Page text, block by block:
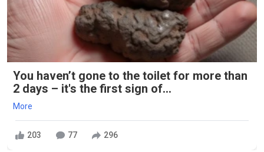
You haven’t gone to the toilet for more than
2 days – it's the first sign of...
More
203 77 296